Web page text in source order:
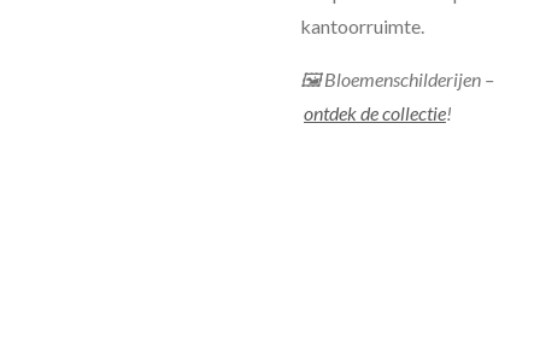
kantoorruimte.
🖼 Bloemenschilderijen –
ontdek de collectie!